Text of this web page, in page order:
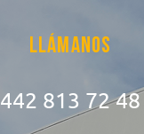
Llámanos
442 813 72 48